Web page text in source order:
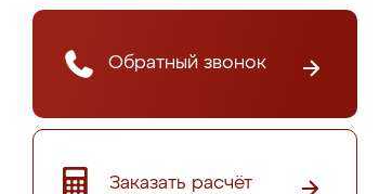
Обратный звонок
Заказать расчёт